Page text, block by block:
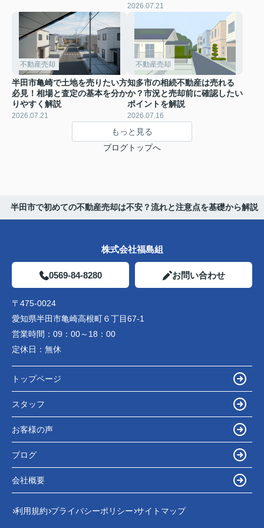
2026.07.21
不動産売却
半田市亀崎で土地を売りたい方
必見！相場と査定の基本を分か
りやすく解説
2026.07.21
不動産売却
知多市の相続不動産は売れる
か？市況と売却前に確認したい
ポイントを解説
2026.07.16
もっと見る
ブログトップへ
半田市で初めての不動産売却は不安？流れと注意点を基礎から解説
株式会社福島組
0569-84-8280 お問い合わせ
〒475-0024
愛知県半田市亀崎高根町６丁目67-1
営業時間： 09：00～18：00
定休日： 無休
トップページ
スタッフ
お客様の声
ブログ
会社概要
利用規約 プライバシーポリシー サイトマップ